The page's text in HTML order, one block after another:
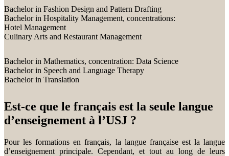
Bachelor in Fashion Design and Pattern Drafting
Bachelor in Hospitality Management, concentrations:
Hotel Management
Culinary Arts and Restaurant Management
Bachelor in Mathematics, concentration: Data Science
Bachelor in Speech and Language Therapy
Bachelor in Translation
Est-ce que le français est la seule langue
d’enseignement à l’USJ ?
Pour les formations en français, la langue française est la langue
d’enseignement principale. Cependant, et tout au long de leurs